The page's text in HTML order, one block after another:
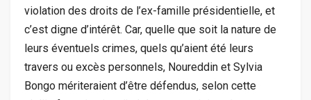
violation des droits de l’ex-famille présidentielle, et
c’est digne d’intérêt. Car, quelle que soit la nature de
leurs éventuels crimes, quels qu’aient été leurs
travers ou excès personnels, Noureddin et Sylvia
Bongo mériteraient d’être défendus, selon cette